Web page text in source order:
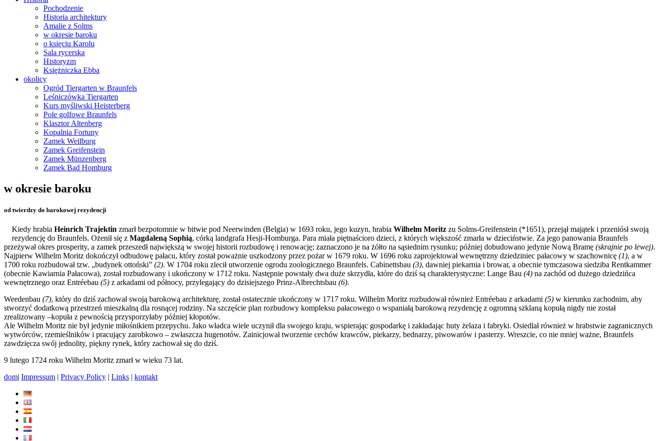
Pochodzenie
Historia architektury
Amalie z Solms
w okresie baroku
o księciu Karolu
Sala rycerska
Historyzm
Księżniczka Ebba
okolicy
Ogród Tiergarten w Braunfels
Leśniczówka Tiergarten
Kurs myśliwski Heisterberg
Pole golfowe Braunfels
Klasztor Altenberg
Kopalnia Fortuny
Zamek Weilburg
Zamek Greifenstein
Zamek Münzenberg
Zamek Bad Homburg
w okresie baroku
od twierdzy do barokowej rezydencji
Kiedy hrabia Heinrich Trajektin zmarł bezpotomnie w bitwie pod Neerwinden (Belgia) w 1693 roku, jego kuzyn, hrabia Wilhelm Moritz zu Solms-Greifenstein (*1651), przejął majątek i przeniósł swoją
rezydencję do Braunfels. Ożenił się z Magdaleną Sophią, córką landgrafa Hesji-Homburga. Para miała piętnaścioro dzieci, z których większość zmarła w dzieciństwie. Za jego panowania Braunfels
przeżywał okres prosperity, a zamek przeszedł największą w swojej historii rozbudowę i renowację; zaznaczono je na żółto na sąsiednim rysunku; później dobudowano jedynie Nową Bramę (skrajnie po lewej).
Najpierw Wilhelm Moritz dokończył odbudowę pałacu, który został poważnie uszkodzony przez pożar w 1679 roku. W 1696 roku zaprojektował wewnętrzny dziedziniec pałacowy w szachownicę (1), a w
1700 roku rozbudował tzw. „budynek ottoński” (2). W 1704 roku zlecił utworzenie ogrodu zoologicznego Braunfels. Cabinettsbau (3), dawniej piekarnia i browar, a obecnie tymczasowa siedziba Rentkammer
(obecnie Kawiarnia Pałacowa), został rozbudowany i ukończony w 1712 roku. Następnie powstały dwa duże skrzydła, które do dziś są charakterystyczne: Lange Bau (4) na zachód od dużego dziedzińca
wewnętrznego oraz Entréebau (5) z arkadami od północy, przylegający do dzisiejszego Prinz-Albrechtsbau (6).
Weedenbau (7), który do dziś zachował swoją barokową architekturę, został ostatecznie ukończony w 1717 roku. Wilhelm Moritz rozbudował również Entréebau z arkadami (5) w kierunku zachodnim, aby
stworzyć dodatkową przestrzeń mieszkalną dla rosnącej rodziny. Na szczęście plan rozbudowy kompleksu pałacowego o wspaniałą barokową rezydencję z ogromną szklaną kopułą nigdy nie został
zrealizowany –kopuła z pewnością przysporzyłaby później kłopotów.
Ale Wilhelm Moritz nie był jedynie miłośnikiem przepychu. Jako władca wiele uczynił dla swojego kraju, wspierając gospodarkę i zakładając huty żelaza i fabryki. Osiedlał również w hrabstwie zagranicznych
wytwórców, rzemieślników i pracujący zarobkowo – zwłaszcza hugenotów. Zainicjował tworzenie cechów krawców, piekarzy, bednarzy, piwowarów i pasterzy. Wreszcie, co nie mniej ważne, Braunfels
zawdzięcza swój jednolity, piękny rynek, który zachował się do dziś.
9 lutego 1724 roku Wilhelm Moritz zmarł w wieku 73 lat.
dom| Impressum | Privacy Policy | Links | kontakt